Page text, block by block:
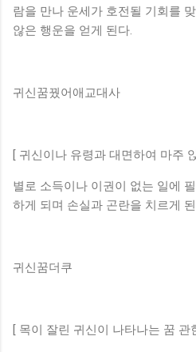
람을 만나 운세가 호전될 기회를
않은 행운을 얻게 된다.
귀신꿈꿨어애교대사
[ 귀신이나 유령과 대면하여 마주
별로 소득이나 이권이 없는 일에
하게 되며 손실과 곤란을 치르게
귀신꿈더쿠
[ 목이 잘린 귀신이 나타나는 꿈 관